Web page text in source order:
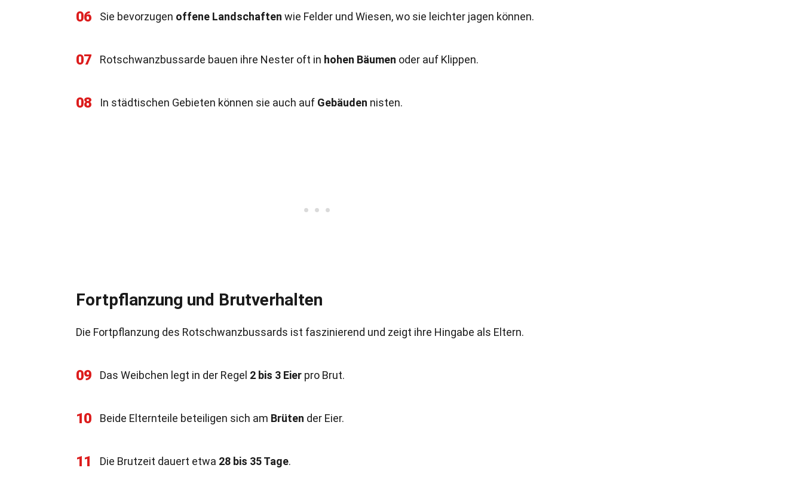
06 Sie bevorzugen offene Landschaften wie Felder und Wiesen, wo sie leichter jagen können.
07 Rotschwanzbussarde bauen ihre Nester oft in hohen Bäumen oder auf Klippen.
08 In städtischen Gebieten können sie auch auf Gebäuden nisten.
Fortpflanzung und Brutverhalten
Die Fortpflanzung des Rotschwanzbussards ist faszinierend und zeigt ihre Hingabe als Eltern.
09 Das Weibchen legt in der Regel 2 bis 3 Eier pro Brut.
10 Beide Elternteile beteiligen sich am Brüten der Eier.
11 Die Brutzeit dauert etwa 28 bis 35 Tage.